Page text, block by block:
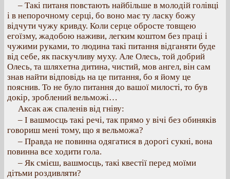
– Такі питаня повстають найбільше в молодій голівці
і в непорочному серці, бо воно має ту ласку божу
відчути чужу кривду. Коли серце обросте товщею
егоїзму, жадобою наживи, легким коштом без праці і
чужими руками, то людина такі питання відганяти буде
від себе, як паскучливу муху. Але Олесь, той добрий
Олесь, та шляхетна дитина, чистий, мов ангел, він сам
знав найти відповідь на це питання, бо я йому це
пояснив. То не було питання до вашої милості, то був
докір, зроблений вельможі…
Аксак аж спаленів від гніву:
– І вашмосць такі речі, так прямо у вічі без обиняків
говориш мені тому, що я вельможа?
– Правда не повинна одягатися в дорогі сукні, вона
повинна все ходити гола.
– Як смієш, вашмосць, такі квестії перед моїми
дітьми роздивляти?